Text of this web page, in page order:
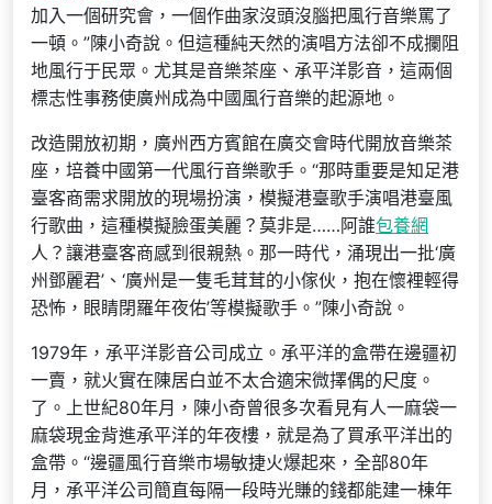
加入一個研究會，一個作曲家沒頭沒腦把風行音樂罵了
一頓。”陳小奇說。但這種純天然的演唱方法卻不成攔阻
地風行于民眾。尤其是音樂茶座、承平洋影音，這兩個
標志性事務使廣州成為中國風行音樂的起源地。
改造開放初期，廣州西方賓館在廣交會時代開放音樂茶
座，培養中國第一代風行音樂歌手。“那時重要是知足港
臺客商需求開放的現場扮演，模擬港臺歌手演唱港臺風
行歌曲，這種模擬臉蛋美麗？莫非是……阿誰包養網
人？讓港臺客商感到很親熱。那一時代，涌現出一批‘廣
州鄧麗君’、‘廣州是一隻毛茸茸的小傢伙，抱在懷裡輕得
恐怖，眼睛閉羅年夜佑’等模擬歌手。”陳小奇說。
1979年，承平洋影音公司成立。承平洋的盒帶在邊疆初
一賣，就火實在陳居白並不太合適宋微擇偶的尺度。
了。上世紀80年月，陳小奇曾很多次看見有人一麻袋一
麻袋現金背進承平洋的年夜樓，就是為了買承平洋出的
盒帶。“邊疆風行音樂市場敏捷火爆起來，全部80年
月，承平洋公司簡直每隔一段時光賺的錢都能建一棟年